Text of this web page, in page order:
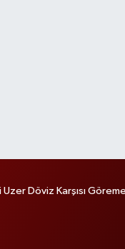
Döviz Karşısı